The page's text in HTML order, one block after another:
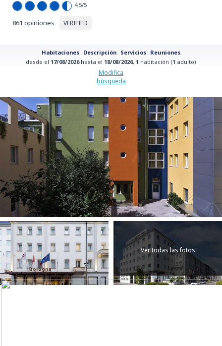
4,5/5
861 opiniones VERIFIED
Habitaciones Descripción Servicios Reuniones
desde el 17/08/2026hasta el 18/08/2026, 1 habitación (1 adulto)
Modifica
búsqueda
Ver todas las fotos